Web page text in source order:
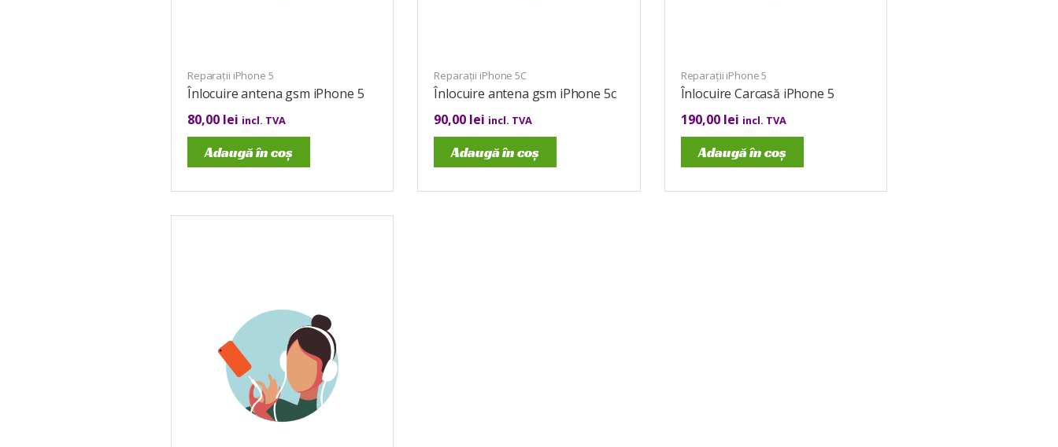
Reparații iPhone 5
Înlocuire antena gsm iPhone 5
80,00 lei incl. TVA
Adaugă în coș
Reparații iPhone 5C
Înlocuire antena gsm iPhone 5c
90,00 lei incl. TVA
Adaugă în coș
Reparații iPhone 5
Înlocuire Carcasă iPhone 5
190,00 lei incl. TVA
Adaugă în coș